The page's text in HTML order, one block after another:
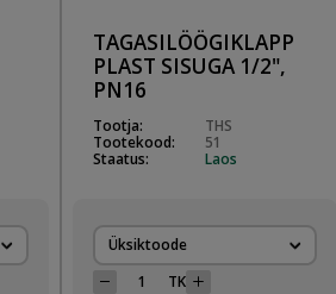
TAGASILÖÖGIKLAPP
PLAST SISUGA 1/2",
PN16
Tootja:
THS
Tootekood:
51
Staatus:
Laos
Üksiktoode
TK